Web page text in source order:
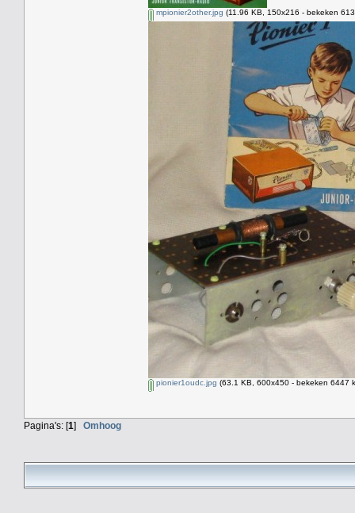
mpionier2other.jpg (11.96 KB, 150x216 - bekeken
pionier1oudc.jpg (63.1 KB, 600x450 - bekeken 6447
Pagina's: [1] Omhoog